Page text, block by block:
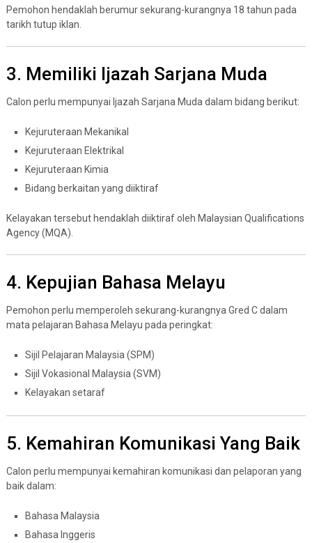
Pemohon hendaklah berumur sekurang-kurangnya 18 tahun pada
tarikh tutup iklan.
3. Memiliki Ijazah Sarjana Muda
Calon perlu mempunyai Ijazah Sarjana Muda dalam bidang berikut:
Kejuruteraan Mekanikal
Kejuruteraan Elektrikal
Kejuruteraan Kimia
Bidang berkaitan yang diiktiraf
Kelayakan tersebut hendaklah diiktiraf oleh Malaysian Qualifications
Agency (MQA).
4. Kepujian Bahasa Melayu
Pemohon perlu memperoleh sekurang-kurangnya Gred C dalam
mata pelajaran Bahasa Melayu pada peringkat:
Sijil Pelajaran Malaysia (SPM)
Sijil Vokasional Malaysia (SVM)
Kelayakan setaraf
5. Kemahiran Komunikasi Yang Baik
Calon perlu mempunyai kemahiran komunikasi dan pelaporan yang
baik dalam:
Bahasa Malaysia
Bahasa Inggeris